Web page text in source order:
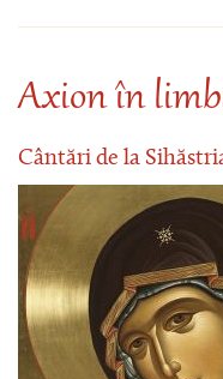
Axion în
Cântări de la